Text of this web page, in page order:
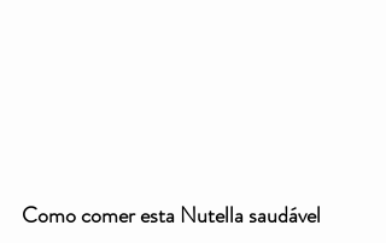
Como comer esta Nutella saudável